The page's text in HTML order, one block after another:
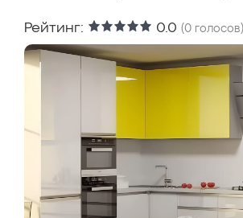
Рейтинг: 0.0 (0 голосов)